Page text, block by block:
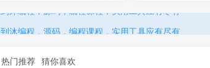
热门推荐 猜你喜欢